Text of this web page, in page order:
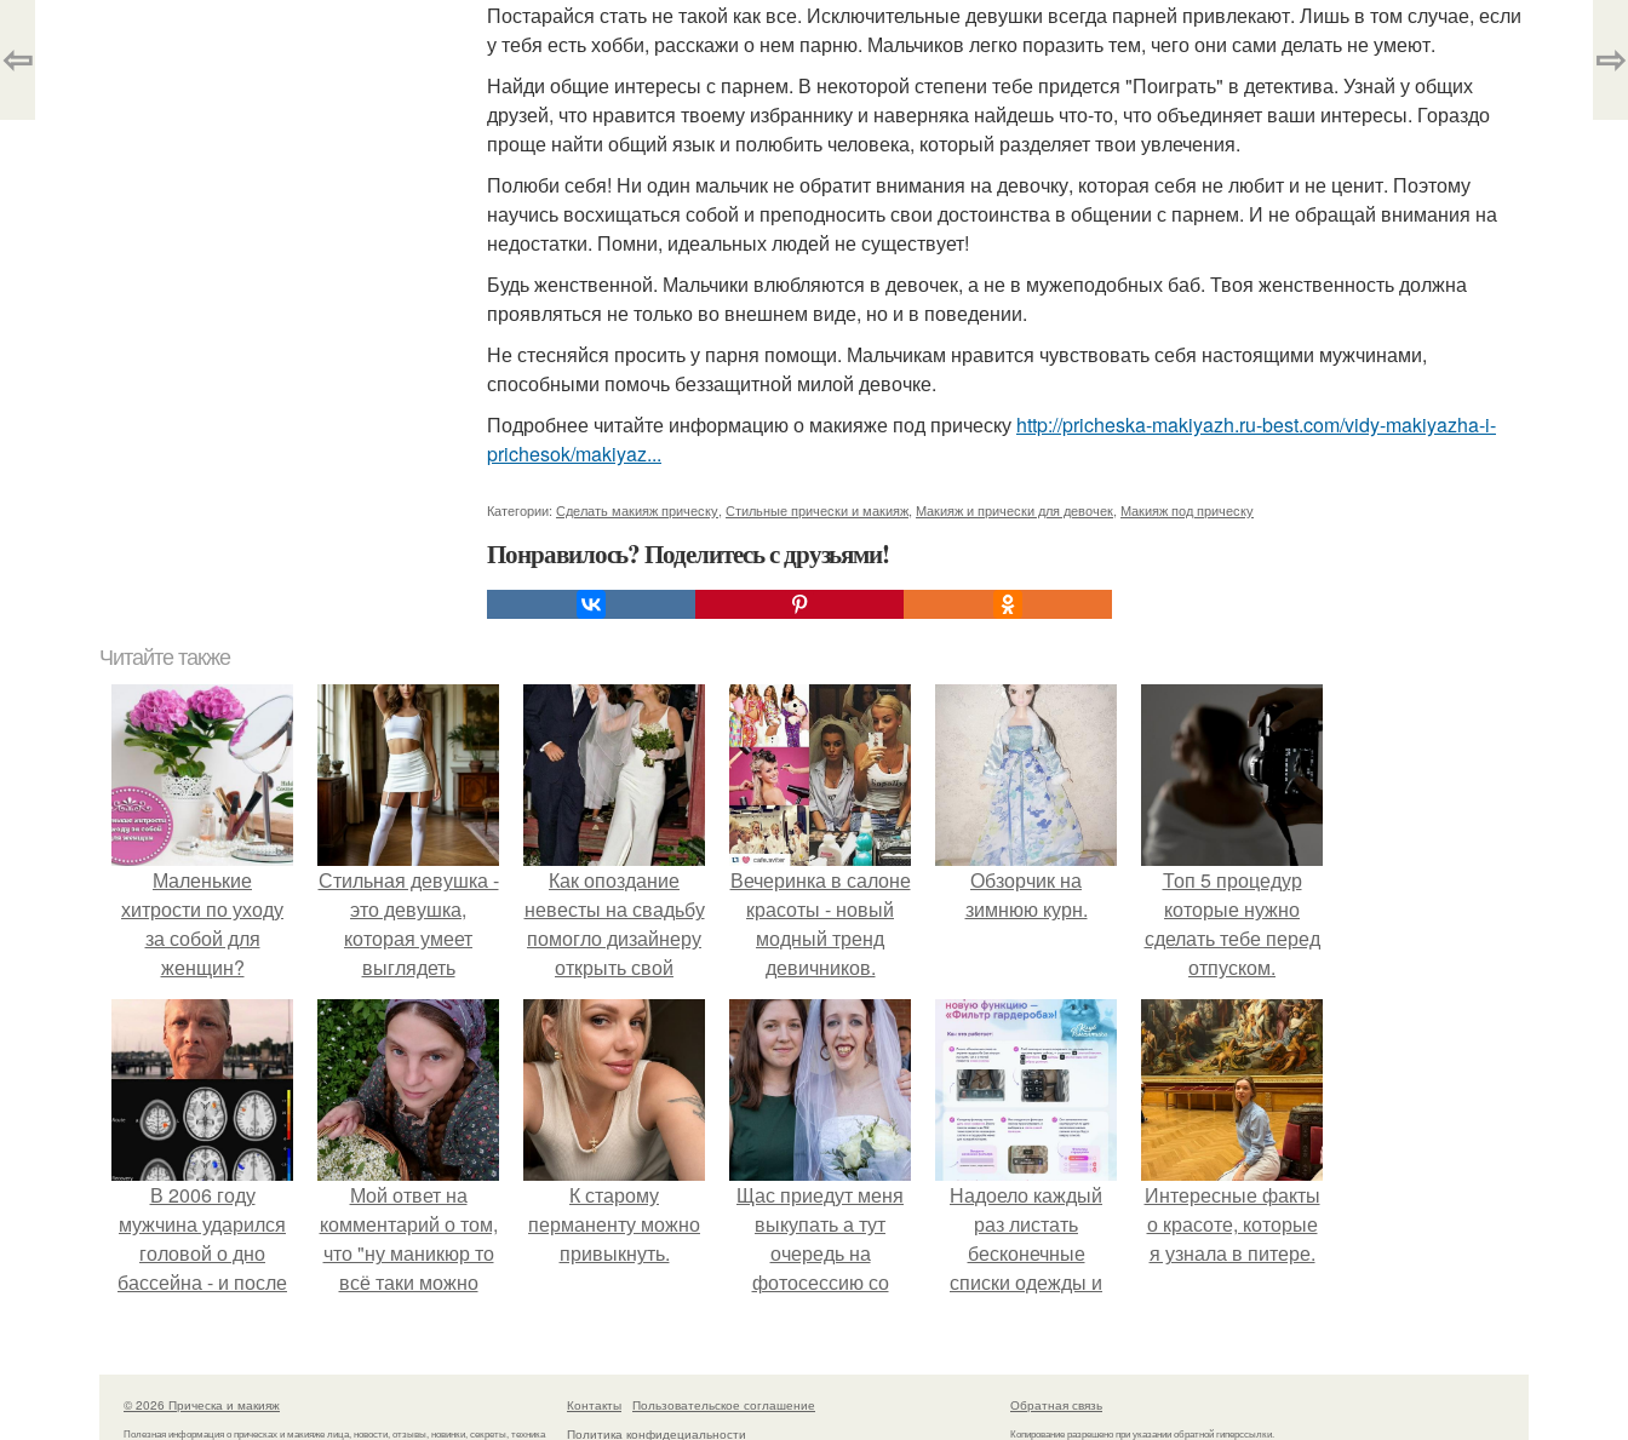
Постарайся стать не такой как все. Исключительные девушки всегда парней привлекают. Лишь в том случае, если
у тебя есть хобби, расскажи о нем парню. Мальчиков легко поразить тем, чего они сами делать не умеют.
Найди общие интересы с парнем. В некоторой степени тебе придется "Поиграть" в детектива. Узнай у общих
друзей, что нравится твоему избраннику и наверняка найдешь что-то, что объединяет ваши интересы. Гораздо
проще найти общий язык и полюбить человека, который разделяет твои увлечения.
Полюби себя! Ни один мальчик не обратит внимания на девочку, которая себя не любит и не ценит. Поэтому
научись восхищаться собой и преподносить свои достоинства в общении с парнем. И не обращай внимания на
недостатки. Помни, идеальных людей не существует!
Будь женственной. Мальчики влюбляются в девочек, а не в мужеподобных баб. Твоя женственность должна
проявляться не только во внешнем виде, но и в поведении.
Не стесняйся просить у парня помощи. Мальчикам нравится чувствовать себя настоящими мужчинами,
способными помочь беззащитной милой девочке.
Подробнее читайте информацию о макияже под прическу http://pricheska-makiyazh.ru-best.com/vidy-makiyazha-i-
prichesok/makiyaz...
Категории: Сделать макияж прическу Стильные прически и макияж Макияж и прически для девочек Макияж под прическу
Понравилось? Поделитесь с друзьями!
⇦ ⇨
Читайте также
Маленькие
хитрости по уходу
за собой для
женщин?
Стильная девушка -
это девушка,
которая умеет
выглядеть
привлекательно и
элегантно в любои
ситуации.
Как опоздание
невесты на свадьбу
помогло дизайнеру
открыть свой
бренд.
Вечеринка в салоне
красоты - новый
модный тренд
девичников.
Обзорчик на
зимнюю курн.
Топ 5 процедур
которые нужно
сделать тебе перед
отпуском.
В 2006 году
мужчина ударился
головой о дно
бассейна - и после
странным образом.
Мой ответ на
комментарий о том,
что "ну маникюр то
всё таки можно
К старому
перманенту можно
привыкнуть.
Щас приедут меня
выкупать а тут
очередь на
фотосессию со
Надоело каждый
раз листать
бесконечные
списки одежды и
кусочкам?
Интересные факты
о красоте, которые
я узнала в питере.
© 2026 Прическа и макияж
Полезная информация о прическах и макияже лица, новости, отзывы, новинки, секреты, техника
Контакты
Пользовательское соглашение
Политика конфидециальности
Обратная связь
Копирование разрешено при указании обратной гиперссылки.